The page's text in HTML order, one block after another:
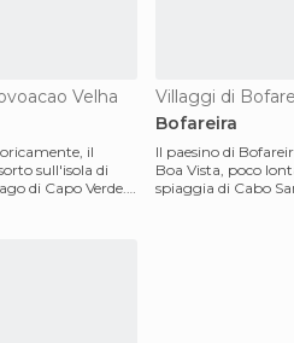
Velha
il
sull'isola di
di Capo Verde.
Villaggi di
Bofareira
Il paesino di
Boa Vista, poco
spiaggia di Cabo Santa